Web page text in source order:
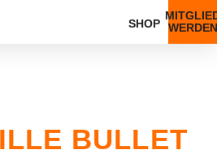
SHOP
WERDEN
BULLET